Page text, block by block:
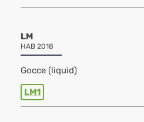
LM
HAB 2018
Gocce (liquid)
LM1